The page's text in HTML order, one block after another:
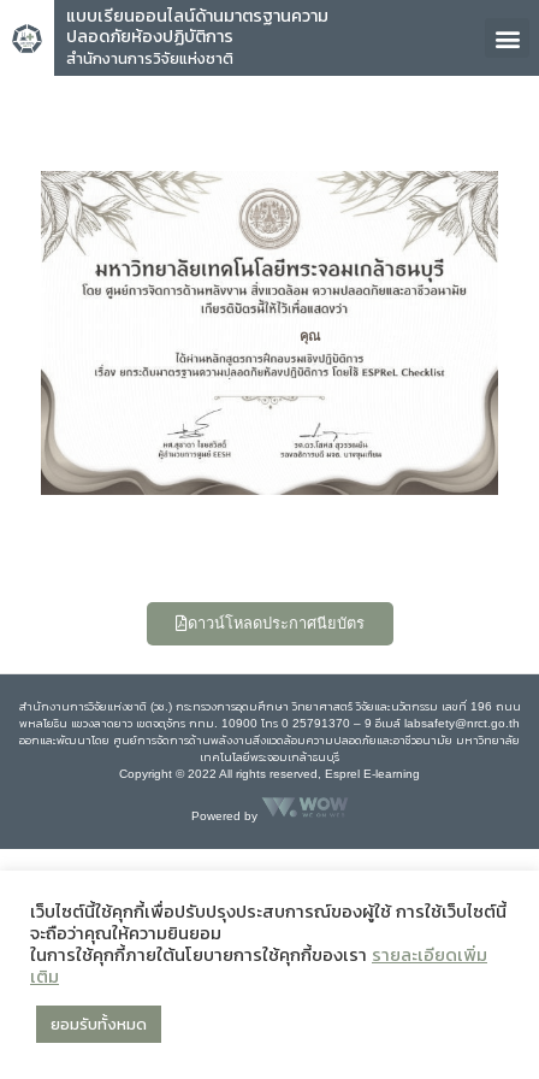
แบบเรียนออนไลน์ด้านมาตรฐานความ
ปลอดภัยห้องปฏิบัติการ
สำนักงานการวิจัยแห่งชาติ
คุณ
ดาวน์โหลดประกาศนียบัตร
สำนักงานการวิจัยแห่งชาติ (วช.) กระทรวงการอุดมศึกษา วิทยาศาสตร์ วิจัยและนวัตกรรม เลขที่ 196 ถนน
พหลโยธิน แขวงลาดยาว เขตจตุจักร กทม. 10900 โทร 0 25791370 – 9 อีเมล์ labsafety@nrct.go.th
ออกและพัฒนาโดย ศูนย์การจัดการด้านพลังงานสิ่งแวดล้อมความปลอดภัยและอาชีวอนามัย มหาวิทยาลัย
เทคโนโลยีพระจอมเกล้าธนบุรี
Copyright © 2022 All rights reserved, Esprel E-learning
Powered by
เว็บไซต์นี้ใช้คุกกี้เพื่อปรับปรุงประสบการณ์ของผู้ใช้ การใช้เว็บไซต์นี้
จะถือว่าคุณให้ความยินยอม
ในการใช้คุกกี้ภายใต้นโยบายการใช้คุกกี้ของเรา รายละเอียดเพิ่ม
เติม
ยอมรับทั้งหมด